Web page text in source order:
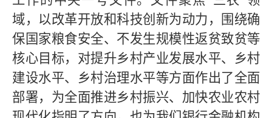
域，以改革开放和科技创新为动力，围绕确
保国家粮食安全、不发生规模性返贫致贫等
核心目标，对提升乡村产业发展水平、乡村
建设水平、乡村治理水平等方面作出了全面
部署，为全面推进乡村振兴、加快农业农村